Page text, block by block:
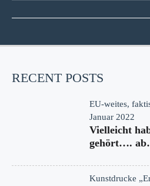
RECENT POSTS
EU-weites,
Januar 2022
Vielleicht
gehört….
Kunstdrucke